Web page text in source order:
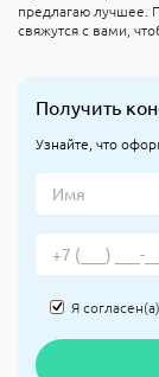
предлагаю лучшее.
свяжутся с вами,
Получить
Узнайте, что
Я